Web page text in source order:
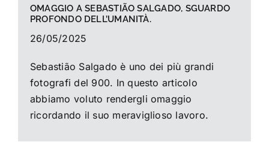
OMAGGIO A SEBASTIÃO SALGADO, SGUARDO
PROFONDO DELL’UMANITÀ.
26/05/2025
Sebastião Salgado è uno dei più grandi
fotografi del 900. In questo articolo
abbiamo voluto rendergli omaggio
ricordando il suo meraviglioso lavoro.